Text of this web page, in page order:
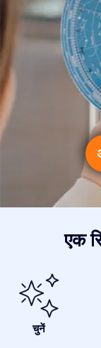
एक
चुनें